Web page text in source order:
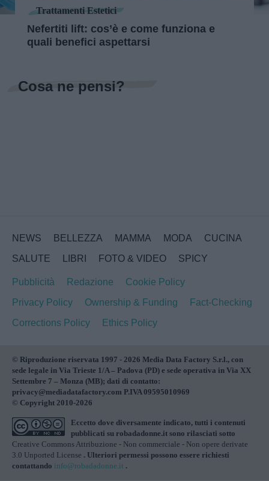
Trattamenti Estetici
Nefertiti lift: cos’è e come funziona e
quali benefici aspettarsi
Cosa ne pensi?
NEWS BELLEZZA MAMMA MODA
CUCINA
SALUTE
LIBRI FOTO & VIDEO SPICY
Pubblicità Redazione
Cookie Policy
Privacy Policy
Ownership & Funding
Fact-Checking
Corrections Policy
Ethics Policy
© Riproduzione riservata 1997 - 2026 Media Data Factory S.r.l., con
sede legale in Via Trieste 1/A – Padova (PD) e sede operativa in Via XX
Settembre 7 – Monza (MB); dati di contatto:
privacy@mediadatafactory.com P.IVA 09595010969
© Copyright 2010-2026
Eccetto dove diversamente indicato, tutti i contenuti
pubblicati su robadadonne.it sono rilasciati sotto
Creative Commons Attribuzione - Non commerciale - Non opere derivate
3.0 Unported License . Ulteriori permessi possono essere richiesti
contattando info@robadadonne.it .